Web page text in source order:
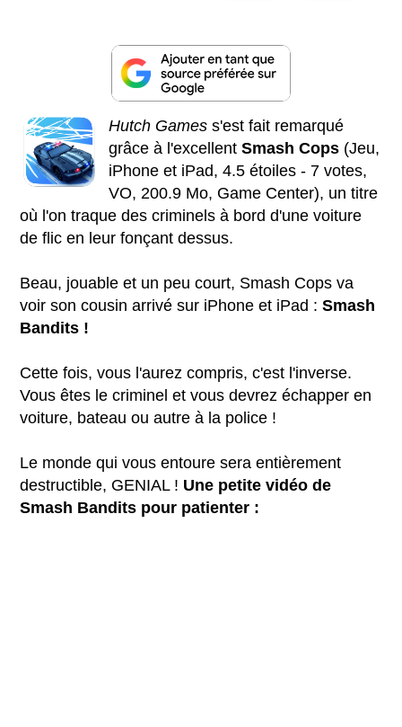
Hutch Games s'est fait remarqué
grâce à l'excellentSmash Cops (Jeu,
iPhone et iPad, 4.5 étoiles - 7 votes,
VO, 200.9 Mo, Game Center), un titre
où l'on traque des criminels à bord d'une voiture
de flic en leur fonçant dessus.
Beau, jouable et un peu court, Smash Cops va
voir son cousin arrivé sur iPhone et iPad :Smash
Bandits !
Cette fois, vous l'aurez compris, c'est l'inverse.
Vous êtes le criminel et vous devrez échapper en
voiture, bateau ou autre à la police !
Le monde qui vous entoure sera entièrement
destructible, GENIAL ! Une petite vidéo de
Smash Bandits pour patienter :